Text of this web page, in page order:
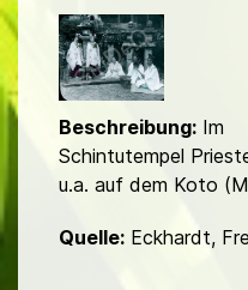
l
d
Beschreibung: Im
Schintutempel
u.a. auf dem Koto
Quelle: Eckhardt,